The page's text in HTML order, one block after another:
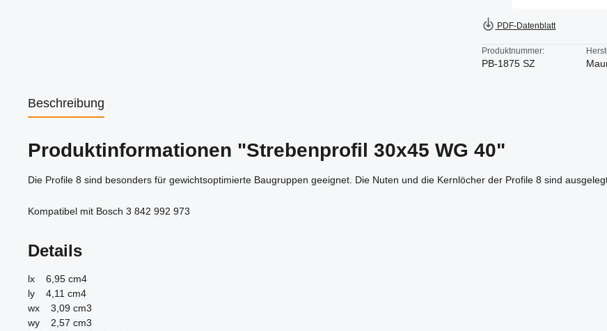
PDF-Datenblatt
Produktnummer:
PB-1875 SZ
Beschreibung
Produktinformationen "Strebenprofil 30x45 WG 40"
Die Profile 8 sind besonders für gewichtsoptimierte Baugruppen geeignet. Die Nuten und die Kernlöcher der Profile 8 sind
Kompatibel mit Bosch 3 842 992 973
Details
lx 6,95 cm4
ly 4,11 cm4
wx 3,09 cm3
wy 2,57 cm3